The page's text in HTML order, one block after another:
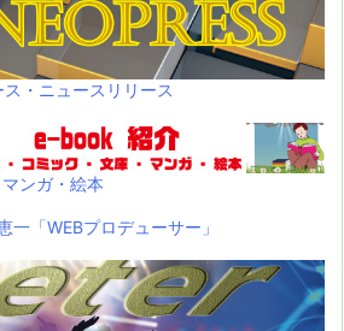
・ニュースリリース
ンガ・絵本
「WEBプロデューサー」